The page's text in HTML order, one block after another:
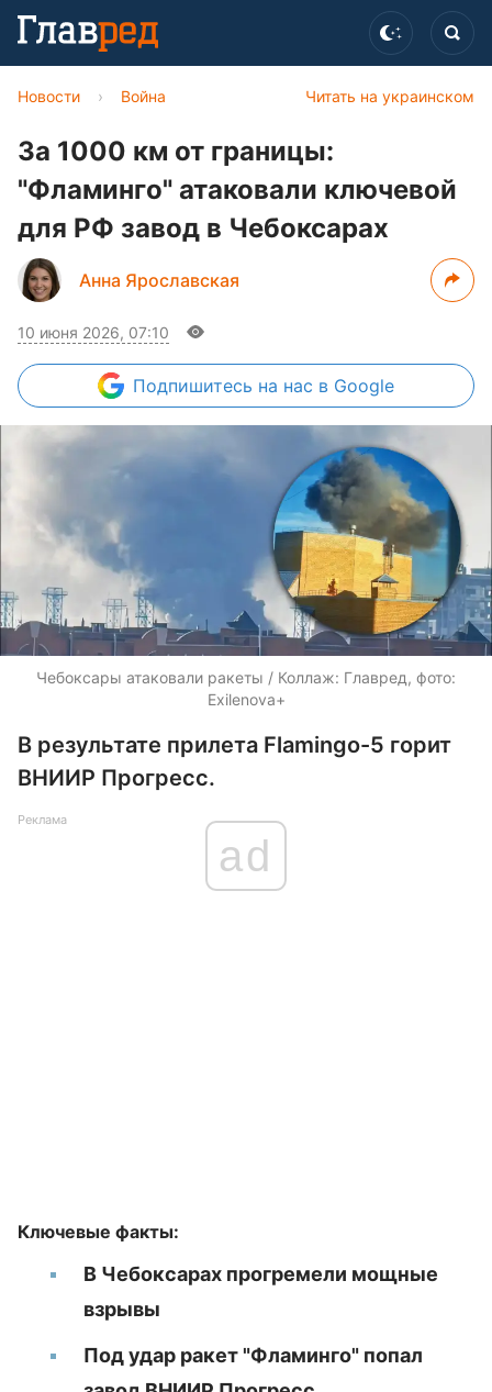
Читать на украинском
Новости › Война
За 1000 км от границы:
"Фламинго" атаковали ключевой
для РФ завод в Чебоксарах
Анна Ярославская
10 июня 2026, 07:10
Подпишитесь на нас в Google
Чебоксары атаковали ракеты / Коллаж: Главред, фото:
Exilenova+
В результате прилета Flamingo-5 горит
ВНИИР Прогресс.
Реклама
ad
Ключевые факты:
В Чебоксарах прогремели мощные
взрывы
Под удар ракет "Фламинго" попал